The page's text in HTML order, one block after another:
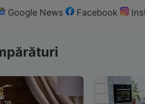
Google News Facebook